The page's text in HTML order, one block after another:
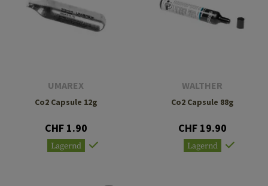
UMAREX
Co2 Capsule 12g
CHF 1.90
Lagernd
WALTHER
Co2 Capsule 88g
CHF 19.90
Lagernd